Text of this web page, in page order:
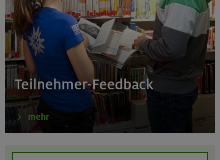
Bayerische Voralpen (Estergebirge)
22.-24.08.26
Birnhorn 2634 m, Hochzint 2246 m und Dürrkarhorn
2287 m
Leoganger Steinberge
Teilnehmer-Feedback
mehr